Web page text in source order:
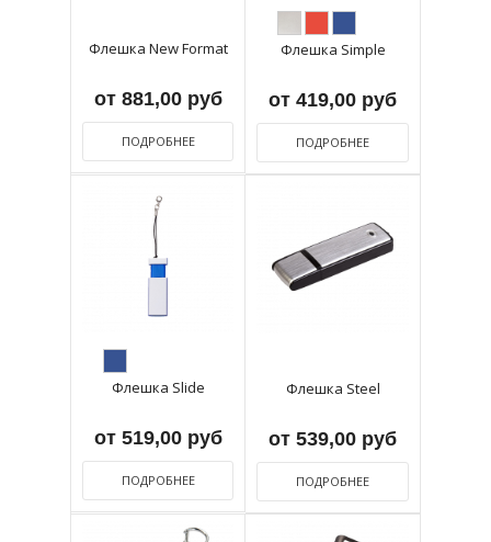
Флешка New Format
от 881,00 руб
ПОДРОБНЕЕ
Флешка Simple
от 419,00 руб
ПОДРОБНЕЕ
Флешка Slide
от 519,00 руб
ПОДРОБНЕЕ
Флешка Steel
от 539,00 руб
ПОДРОБНЕЕ